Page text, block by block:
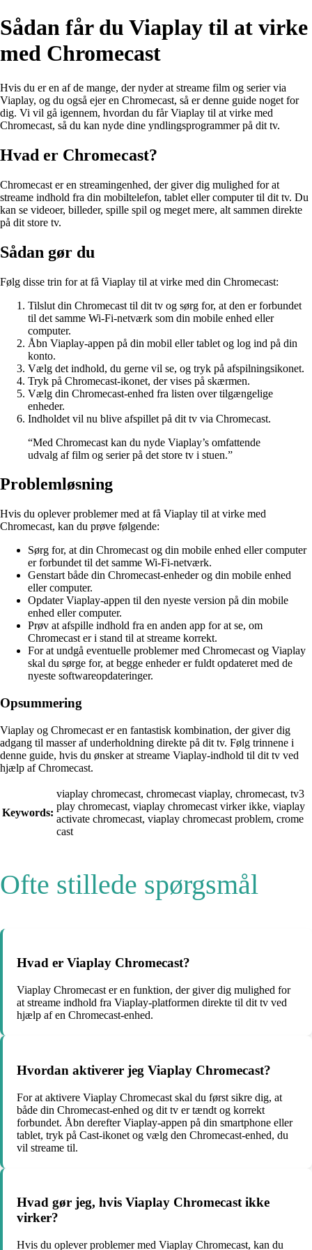
Sådan får du Viaplay til at virke
med Chromecast
Hvis du er en af de mange, der nyder at streame film og serier via
Viaplay, og du også ejer en Chromecast, så er denne guide noget for
dig. Vi vil gå igennem, hvordan du får Viaplay til at virke med
Chromecast, så du kan nyde dine yndlingsprogrammer på dit tv.
Hvad er Chromecast?
Chromecast er en streamingenhed, der giver dig mulighed for at
streame indhold fra din mobiltelefon, tablet eller computer til dit tv. Du
kan se videoer, billeder, spille spil og meget mere, alt sammen direkte
på dit store tv.
Sådan gør du
Følg disse trin for at få Viaplay til at virke med din Chromecast:
Tilslut din Chromecast til dit tv og sørg for, at den er forbundet
til det samme Wi-Fi-netværk som din mobile enhed eller
computer.
Åbn Viaplay-appen på din mobil eller tablet og log ind på din
konto.
Vælg det indhold, du gerne vil se, og tryk på afspilningsikonet.
Tryk på Chromecast-ikonet, der vises på skærmen.
Vælg din Chromecast-enhed fra listen over tilgængelige
enheder.
Indholdet vil nu blive afspillet på dit tv via Chromecast.
“Med Chromecast kan du nyde Viaplay’s omfattende
udvalg af film og serier på det store tv i stuen.”
Problemløsning
Hvis du oplever problemer med at få Viaplay til at virke med
Chromecast, kan du prøve følgende:
Sørg for, at din Chromecast og din mobile enhed eller computer
er forbundet til det samme Wi-Fi-netværk.
Genstart både din Chromecast-enheder og din mobile enhed
eller computer.
Opdater Viaplay-appen til den nyeste version på din mobile
enhed eller computer.
Prøv at afspille indhold fra en anden app for at se, om
Chromecast er i stand til at streame korrekt.
For at undgå eventuelle problemer med Chromecast og Viaplay
skal du sørge for, at begge enheder er fuldt opdateret med de
nyeste softwareopdateringer.
Opsummering
Viaplay og Chromecast er en fantastisk kombination, der giver dig
adgang til masser af underholdning direkte på dit tv. Følg trinnene i
denne guide, hvis du ønsker at streame Viaplay-indhold til dit tv ved
hjælp af Chromecast.
Keywords:
viaplay chromecast, chromecast viaplay, chromecast, tv3
play chromecast, viaplay chromecast virker ikke, viaplay
activate chromecast, viaplay chromecast problem, crome
cast
Ofte stillede spørgsmål
Hvad er Viaplay Chromecast?
Viaplay Chromecast er en funktion, der giver dig mulighed for
at streame indhold fra Viaplay-platformen direkte til dit tv ved
hjælp af en Chromecast-enhed.
Hvordan aktiverer jeg Viaplay Chromecast?
For at aktivere Viaplay Chromecast skal du først sikre dig, at
både din Chromecast-enhed og dit tv er tændt og korrekt
forbundet. Åbn derefter Viaplay-appen på din smartphone eller
tablet, tryk på Cast-ikonet og vælg den Chromecast-enhed, du
vil streame til.
Hvad gør jeg, hvis Viaplay Chromecast ikke
virker?
Hvis du oplever problemer med Viaplay Chromecast, kan du